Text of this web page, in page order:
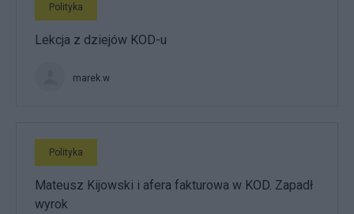
Polityka
Lekcja z dziejów KOD-u
marek.w
Polityka
Mateusz Kijowski i afera fakturowa w KOD. Zapadł
wyrok